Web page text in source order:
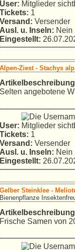
User:
Tickets: 1
Versand: Versender
Ausl. u. Inseln: Nein
Eingestellt:
Alpen-Ziest - Stachys
Selten angebotene
User:
Tickets: 1
Versand: Versender
Ausl. u. Inseln: Nein
Eingestellt:
Gelber Steinklee -
Bienenpflanze
Frische Samen von